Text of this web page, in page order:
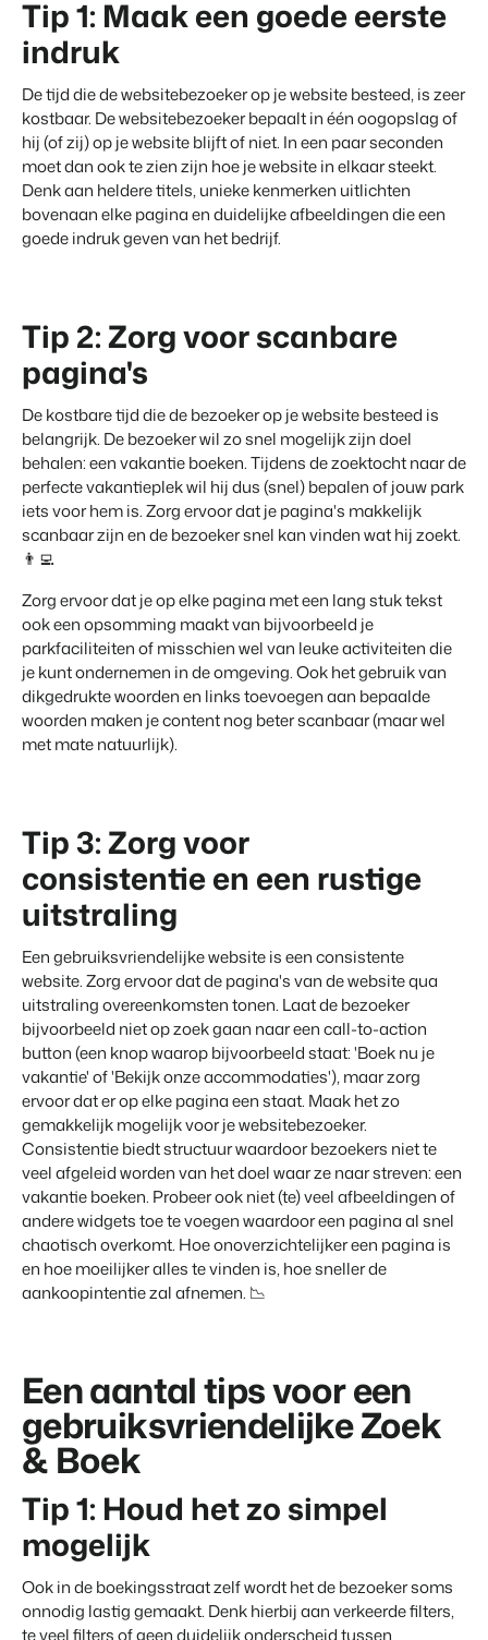
Vastgoedprojecten
transformeren tot
volgeboekte vakantieparken
Klantverhaal Hofparken
Tip 1: Maak een goede eerste
indruk
De tijd die de websitebezoeker op je website besteed, is zeer
kostbaar. De websitebezoeker bepaalt in één oogopslag of
hij (of zij) op je website blijft of niet. In een paar seconden
moet dan ook te zien zijn hoe je website in elkaar steekt.
Denk aan heldere titels, unieke kenmerken uitlichten
bovenaan elke pagina en duidelijke afbeeldingen die een
goede indruk geven van het bedrijf.
Tip 2: Zorg voor scanbare
pagina's
De kostbare tijd die de bezoeker op je website besteed is
belangrijk. De bezoeker wil zo snel mogelijk zijn doel
behalen: een vakantie boeken. Tijdens de zoektocht naar de
perfecte vakantieplek wil hij dus (snel) bepalen of jouw park
iets voor hem is. Zorg ervoor dat je pagina's makkelijk
scanbaar zijn en de bezoeker snel kan vinden wat hij zoekt.
👨‍💻
Zorg ervoor dat je op elke pagina met een lang stuk tekst
ook een opsomming maakt van bijvoorbeeld je
parkfaciliteiten of misschien wel van leuke activiteiten die
je kunt ondernemen in de omgeving. Ook het gebruik van
dikgedrukte woorden en links toevoegen aan bepaalde
woorden maken je content nog beter scanbaar (maar wel
met mate natuurlijk).
Tip 3: Zorg voor
consistentie en een rustige
uitstraling
Een gebruiksvriendelijke website is een consistente
website. Zorg ervoor dat de pagina's van de website qua
uitstraling overeenkomsten tonen. Laat de bezoeker
bijvoorbeeld niet op zoek gaan naar een call-to-action
button (een knop waarop bijvoorbeeld staat: 'Boek nu je
vakantie' of 'Bekijk onze accommodaties'), maar zorg
ervoor dat er op elke pagina een staat. Maak het zo
gemakkelijk mogelijk voor je websitebezoeker.
Consistentie biedt structuur waardoor bezoekers niet te
veel afgeleid worden van het doel waar ze naar streven: een
vakantie boeken. Probeer ook niet (te) veel afbeeldingen of
andere widgets toe te voegen waardoor een pagina al snel
chaotisch overkomt. Hoe onoverzichtelijker een pagina is
en hoe moeilijker alles te vinden is, hoe sneller de
aankoopintentie zal afnemen. 📉
Een aantal tips voor een
gebruiksvriendelijke Zoek
& Boek
Tip 1: Houd het zo simpel
mogelijk
Ook in de boekingsstraat zelf wordt het de bezoeker soms
onnodig lastig gemaakt. Denk hierbij aan verkeerde filters,